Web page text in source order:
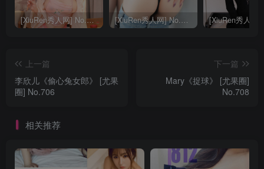
[XiuRen秀人网] No.9040 蛋蛋宝 妩媚美腿 [XiuRen秀人网] No.8668 模特合集
上一篇
李欣儿《偷心兔女郎》 [尤果
圈] No.706
下一篇
Mary《捉球》 [尤果圈]
No.708
相关推荐